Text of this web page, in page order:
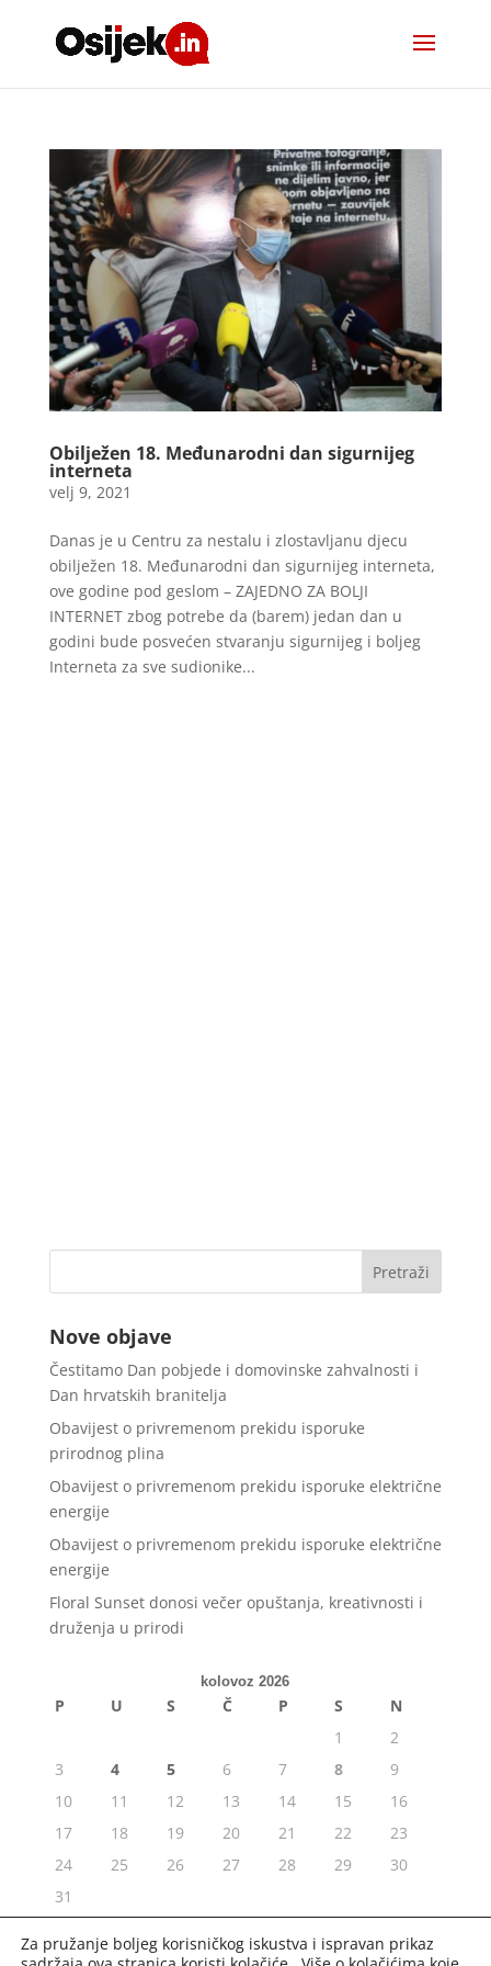
Obilježen 18. Međunarodni dan sigurnijeg
interneta
velj 9, 2021
Danas je u Centru za nestalu i zlostavljanu djecu
obilježen 18. Međunarodni dan sigurnijeg interneta,
ove godine pod geslom – ZAJEDNO ZA BOLJI
INTERNET zbog potrebe da (barem) jedan dan u
godini bude posvećen stvaranju sigurnijeg i boljeg
Interneta za sve sudionike...
Nove objave
Čestitamo Dan pobjede i domovinske zahvalnosti i
Dan hrvatskih branitelja
Obavijest o privremenom prekidu isporuke
prirodnog plina
Obavijest o privremenom prekidu isporuke električne
energije
Obavijest o privremenom prekidu isporuke električne
energije
Floral Sunset donosi večer opuštanja, kreativnosti i
druženja u prirodi
kolovoz 2026
P U S Č P S
N
1
2
3
4 5 6 7 8
9
10
11 12 13 14 15
16
17
18 19 20 21 22
23
24
25 26 27 28 29
30
31
« srp
Za pružanje boljeg korisničkog iskustva i ispravan prikaz